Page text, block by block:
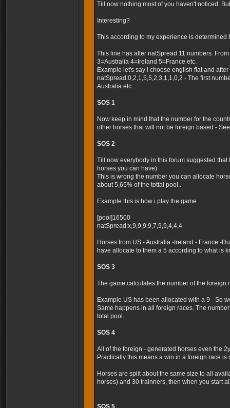
Till now nothing most of you haven't noticed.
Interesting?
This according to my experience is
This line has after natSpread 11 numbers.
3=Australia 4=Ireland 5=France etc.
Example let's say i choose english flat and
natSpread:0,2,1,5,5,2,3,1,1,0,2 - The first
Australia etc .
SOS 1
Now keep in mind that the number for the
other horses that will not be foreign based -
SOS 2
Till now everybody in this forum suggested
horses you can have)
This is wrong the number you can allocate
about 5,65% of the tottal pool..
Example this is how i play the game
[pool]16500
natSpread:x,9,9,9,9,7,9,9,4,4,4
Horses from US - Australia -Ireland - France -
have allocate to them a 5 according to what is
SOS 3
The game calculates the number of the foreign
Example US has been allocated with a 9 - So
Same happens in all foreign races. The
total pool.
SOS 4
All of the foreign - generated horses even the
Practically this means a win in a foreign race is
Horses are split about the same size to all
horses) and 30 trainners, then when you start
SOS 5